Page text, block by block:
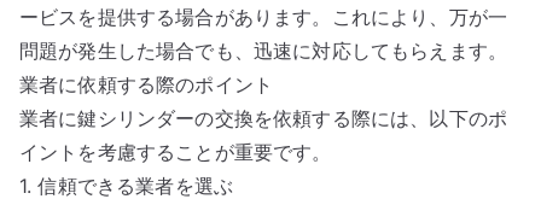
ービスを提供する場合があります。これにより、万が一
問題が発生した場合でも、迅速に対応してもらえます。
業者に依頼する際のポイント
業者に鍵シリンダーの交換を依頼する際には、以下のポ
イントを考慮することが重要です。
1. 信頼できる業者を選ぶ